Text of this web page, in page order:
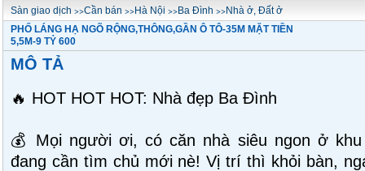
Sàn giao dịch >>Cần bán >>Hà Nội >>Ba Đình >>Nhà ở, Đất ở
PHỐ LÁNG HẠ NGÕ RỘNG,THÔNG,GẦN Ô TÔ-35M MẶT TIỀN
5,5M-9 TỶ 600
MÔ TẢ
🔥 HOT HOT HOT: Nhà đẹp Ba Đình
💰 Mọi người ơi, có căn nhà siêu ngon ở
đang cần tìm chủ mới nè! Vị trí thì khỏi bàn,